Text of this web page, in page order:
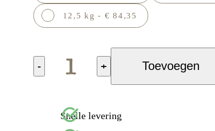
12,5 kg - € 84,35
- + Toevoegen
Snelle levering